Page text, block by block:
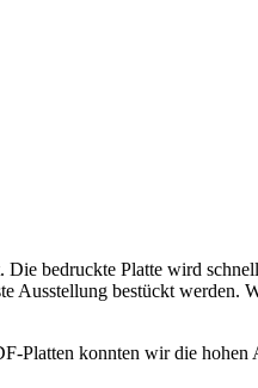
bedruckte Platte wird
bestückt werden.
Platten konnten wir die hohen